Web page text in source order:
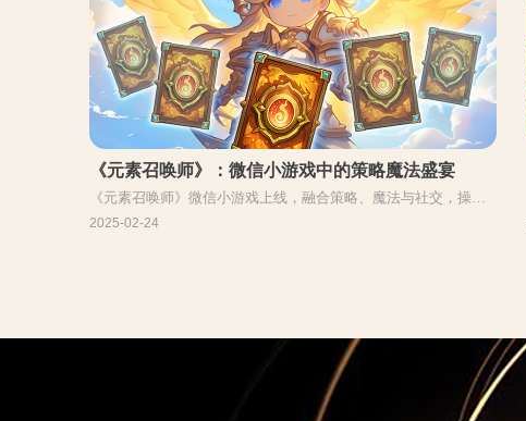
《元素召唤师》：微信小游戏中的策略魔法盛宴
《元素召唤师》微信小游戏上线，融合策略、魔法与社交，操控
元素召唤兽战斗，玩法丰富易上手。
2025-02-24